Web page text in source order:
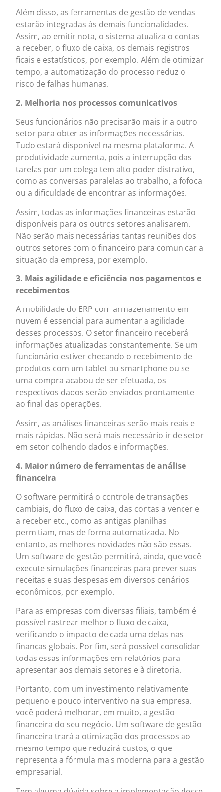
Além disso, as ferramentas de gestão de vendas
estarão integradas às demais funcionalidades.
Assim, ao emitir nota, o sistema atualiza o contas
a receber, o fluxo de caixa, os demais registros
ficais e estatísticos, por exemplo. Além de otimizar
tempo, a automatização do processo reduz o
risco de falhas humanas.
2. Melhoria nos processos comunicativos
Seus funcionários não precisarão mais ir a outro
setor para obter as informações necessárias.
Tudo estará disponível na mesma plataforma. A
produtividade aumenta, pois a interrupção das
tarefas por um colega tem alto poder distrativo,
como as conversas paralelas ao trabalho, a fofoca
ou a dificuldade de encontrar as informações.
Assim, todas as informações financeiras estarão
disponíveis para os outros setores analisarem.
Não serão mais necessárias tantas reuniões dos
outros setores com o financeiro para comunicar a
situação da empresa, por exemplo.
3. Mais agilidade e eficiência nos pagamentos e
recebimentos
A mobilidade do ERP com armazenamento em
nuvem é essencial para aumentar a agilidade
desses processos. O setor financeiro receberá
informações atualizadas constantemente. Se um
funcionário estiver checando o recebimento de
produtos com um tablet ou smartphone ou se
uma compra acabou de ser efetuada, os
respectivos dados serão enviados prontamente
ao final das operações.
Assim, as análises financeiras serão mais reais e
mais rápidas. Não será mais necessário ir de setor
em setor colhendo dados e informações.
4. Maior número de ferramentas de análise
financeira
O software permitirá o controle de transações
cambiais, do fluxo de caixa, das contas a vencer e
a receber etc., como as antigas planilhas
permitiam, mas de forma automatizada. No
entanto, as melhores novidades não são essas.
Um software de gestão permitirá, ainda, que você
execute simulações financeiras para prever suas
receitas e suas despesas em diversos cenários
econômicos, por exemplo.
Para as empresas com diversas filiais, também é
possível rastrear melhor o fluxo de caixa,
verificando o impacto de cada uma delas nas
finanças globais. Por fim, será possível consolidar
todas essas informações em relatórios para
apresentar aos demais setores e à diretoria.
Portanto, com um investimento relativamente
pequeno e pouco interventivo na sua empresa,
você poderá melhorar, em muito, a gestão
financeira do seu negócio. Um software de gestão
financeira trará a otimização dos processos ao
mesmo tempo que reduzirá custos, o que
representa a fórmula mais moderna para a gestão
empresarial.